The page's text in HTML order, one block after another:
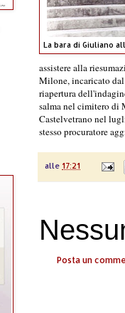
La bara di Giuliano
assistere alla
Milone, incaricato
riapertura
salma nel cimitero di
Castelvetrano nel
stesso procuratore
alle 17:21
Posta un